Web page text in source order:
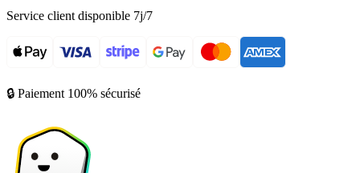
Service client disponible 7j/7
🔒 Paiement 100% sécurisé